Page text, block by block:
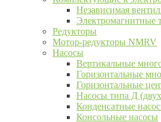
Независимая
Электромагнитные
Редукторы
Мотор-редукторы NMRV
Насосы
Вертикальные
Горизонтальные
Горизонтальные
Насосы типа Д
Конденсатные
Консольные насосы